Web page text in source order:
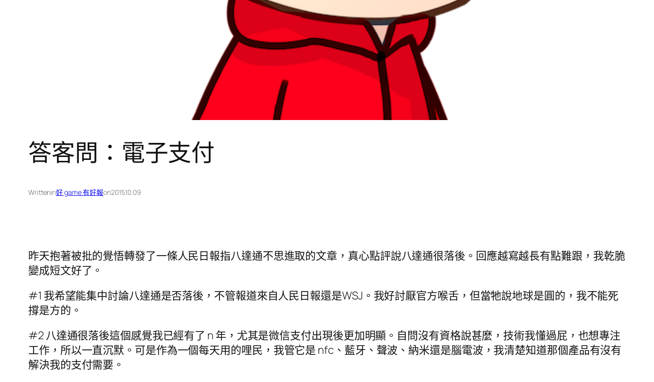
答客問：電子支付
Writtenin好 game 有好報on2015.10.09
昨天抱著被批的覺悟轉發了一條人民日報指八達通不思進取的文章，真心點評說八達通很落後。回應越寫越長有點難跟，我乾脆
變成短文好了。
#1 我希望能集中討論八達通是否落後，不管報道來自人民日報還是WSJ。我好討厭官方喉舌，但當牠說地球是圓的，我不能死
撐是方的。
#2 八達通很落後這個感覺我已經有了 n 年，尤其是微信支付出現後更加明顯。自問沒有資格說甚麼，技術我懂過屁，也想專注
工作，所以一直沉默。可是作為一個每天用的哩民，我管它是 nfc、藍牙、聲波、納米還是腦電波，我清楚知道那個產品有沒有
解決我的支付需要。